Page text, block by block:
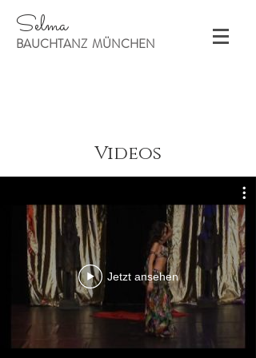
Selma
BAUCHTANZ MÜNCHEN
Videos
Jetzt ansehen